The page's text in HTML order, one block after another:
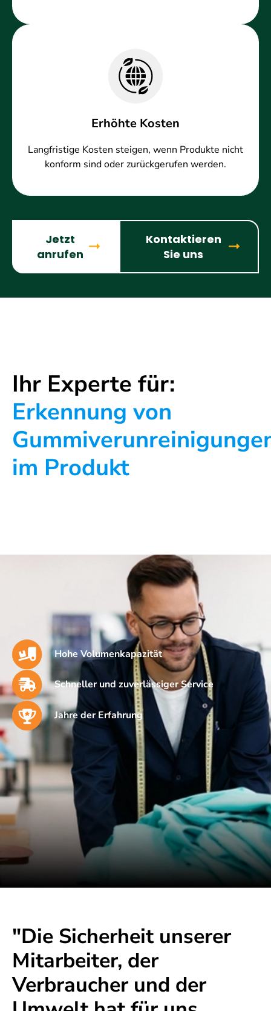
Erhöhte Kosten
Langfristige Kosten steigen, wenn Produkte nicht
konform sind oder zurückgerufen werden.
Jetzt
anrufen
Kontaktieren
Sie uns
Ihr Experte für:
Erkennung von
im Produkt
Hohe Volumenkapazität
Schneller und zuverlässiger Service
Jahre der Erfahrung
"Die Sicherheit unserer
Mitarbeiter, der
Verbraucher und der